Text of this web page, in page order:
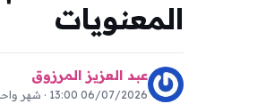
المعنويات
عبد العزيز المرزوق
06/07/2026 13:00 · شهر واحد